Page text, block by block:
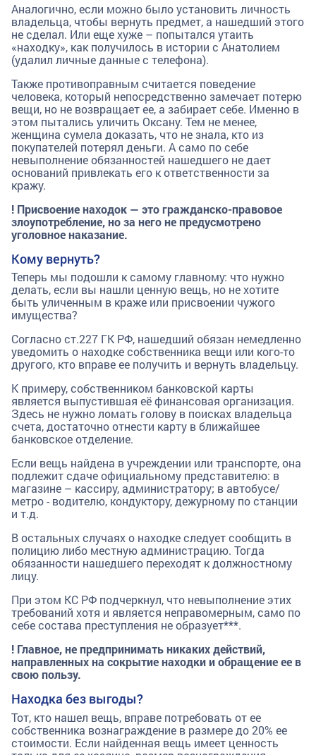
Аналогично, если можно было установить личность
владельца, чтобы вернуть предмет, а нашедший этого
не сделал. Или еще хуже – попытался утаить
«находку», как получилось в истории с Анатолием
(удалил личные данные с телефона).
Также противоправным считается поведение
человека, который непосредственно замечает потерю
вещи, но не возвращает ее, а забирает себе. Именно в
этом пытались уличить Оксану. Тем не менее,
женщина сумела доказать, что не знала, кто из
покупателей потерял деньги. А само по себе
невыполнение обязанностей нашедшего не дает
оснований привлекать его к ответственности за
кражу.
! Присвоение находок — это гражданско-правовое
злоупотребление, но за него не предусмотрено
уголовное наказание.
Кому вернуть?
Теперь мы подошли к самому главному: что нужно
делать, если вы нашли ценную вещь, но не хотите
быть уличенным в краже или присвоении чужого
имущества?
Согласно ст.227 ГК РФ, нашедший обязан немедленно
уведомить о находке собственника вещи или кого-то
другого, кто вправе ее получить и вернуть владельцу.
К примеру, собственником банковской карты
является выпустившая её финансовая организация.
Здесь не нужно ломать голову в поисках владельца
счета, достаточно отнести карту в ближайшее
банковское отделение.
Если вещь найдена в учреждении или транспорте, она
подлежит сдаче официальному представителю: в
магазине – кассиру, администратору; в автобусе/
метро - водителю, кондуктору, дежурному по станции
и т.д.
В остальных случаях о находке следует сообщить в
полицию либо местную администрацию. Тогда
обязанности нашедшего переходят к должностному
лицу.
При этом КС РФ подчеркнул, что невыполнение этих
требований хотя и является неправомерным, само по
себе состава преступления не образует***.
! Главное, не предпринимать никаких действий,
направленных на сокрытие находки и обращение ее в
свою пользу.
Находка без выгоды?
Тот, кто нашел вещь, вправе потребовать от ее
собственника вознаграждение в размере до 20% ее
стоимости. Если найденная вещь имеет ценность